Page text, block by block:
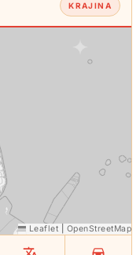
KRAJINA
Leaflet OpenStreetMap